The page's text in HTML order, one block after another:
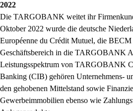
2022
Die TARGOBANK weitet ihr
Oktober 2022 wurde die deutsche
Européenne du Crédit Mutuel, die BECM
Geschäftsbereich in die TARGOBANK
Leistungsspektrum von TARGOBANK
Banking (CIB) gehören Unternehmens-
den gehobenen Mittelstand sowie
Gewerbeimmobilien ebenso wie